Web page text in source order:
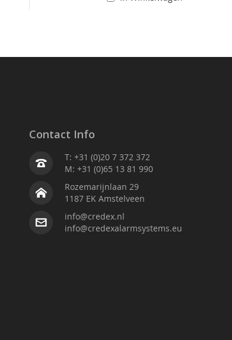
Contact Info
T: +31 (0)20 7 372 372
M: +31 (0)65 13 81 990
Rozemarijnlaan 29
1187 EK Amstelveen
info@credex.nl
info@credexalarmsystems.eu